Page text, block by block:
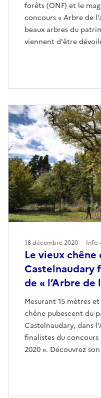
forêts (ONF) et le
concours « Arbre de
beaux arbres du
viennent d'être
Le vieux
Castelnaudary
de « l’Arbre de
Mesurant 15 mètres
chêne pubescent du
Castelnaudary, dans
finalistes du concours
2020 ». Découvrez
18 décembre 2020 Info